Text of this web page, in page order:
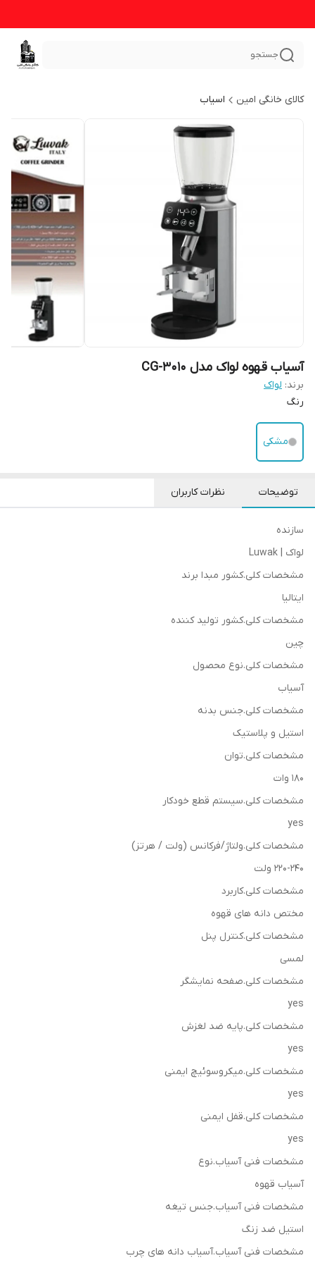
جستجو
کالای خانگی امین اسیاب
آسیاب قهوه لواک مدل CG-3010
برند: لواک
رنگ
مشکی
توضیحات نظرات کاربران
سازنده
لواک | Luwak
مشخصات کلی.کشور مبدا برند
ایتالیا
مشخصات کلی.کشور تولید کننده
چین
مشخصات کلی.نوع محصول
آسیاب
مشخصات کلی.جنس بدنه
استیل و پلاستیک
مشخصات کلی.توان
180 وات
مشخصات کلی.سیستم قطع خودکار
yes
مشخصات کلی.ولتاژ/فرکانس (ولت / هرتز)
220-240 ولت
مشخصات کلی.کاربرد
مختص دانه های قهوه
مشخصات کلی.کنترل پنل
لمسی
مشخصات کلی.صفحه نمایشگر
yes
مشخصات کلی.پایه ضد لغزش
yes
مشخصات کلی.میکروسوئیچ ایمنی
yes
مشخصات کلی.قفل ایمنی
yes
مشخصات فنی آسیاب.نوع
آسیاب قهوه
مشخصات فنی آسیاب.جنس تیغه
استیل ضد زنگ
مشخصات فنی آسیاب.آسیاب دانه های چرب